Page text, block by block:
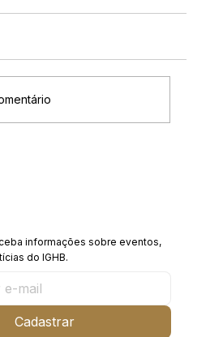
informações sobre eventos,
do IGHB.
Cadastrar